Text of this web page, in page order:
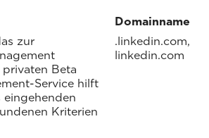
Domainname
zur
Beta
Service hilft
eingehenden
Kriterien
.linkedin.com,
linkedin.com